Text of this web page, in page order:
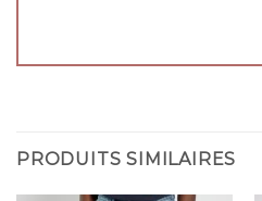
PRODUITS SIMILAIRES